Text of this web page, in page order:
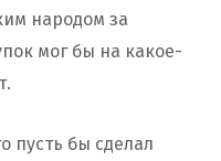
народом за
мог бы на какое-
пусть бы сделал